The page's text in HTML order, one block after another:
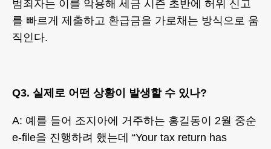
범죄자는 이를 악용해 세금 시즌 초반에 허위 신고
를 빠르게 제출하고 환급금을 가로채는 방식으로 움
직인다.
Q3. 실제로 어떤 상황이 발생할 수 있나?
A: 예를 들어 조지아에 거주하는 홍길동이 2월 중순
e-file을 진행하려 했는데 “Your tax return has